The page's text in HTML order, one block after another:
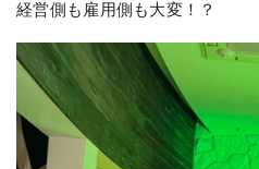
経営側も雇用側も大変！？